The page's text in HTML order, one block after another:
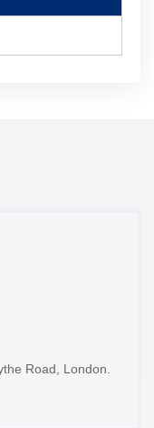
Road, London.